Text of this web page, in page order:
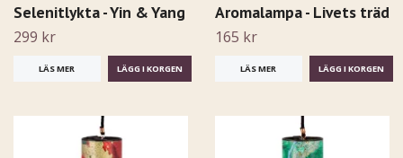
Selenitlykta - Yin & Yang
299 kr
LÄS MER
Aromalampa - Livets träd
165 kr
LÄS MER